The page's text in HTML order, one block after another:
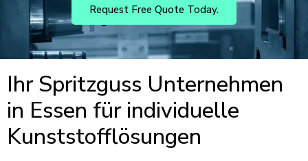
Request Free Quote Today.
Ihr Spritzguss Unternehmen
in Essen für individuelle
Kunststofflösungen